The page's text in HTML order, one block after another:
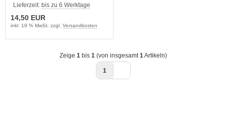
Lieferzeit: bis zu 6 Werktage
14,50 EUR
inkl. 19 % MwSt. zzgl. Versandkosten
Zeige 1 bis 1 (von insgesamt 1 Artikeln)
1